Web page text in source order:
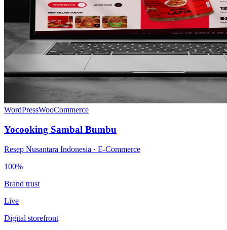
WordPressWooCommerce
Yocooking Sambal Bumbu
Resep Nusantara Indonesia · E-Commerce
100%
Brand trust
Live
Digital storefront